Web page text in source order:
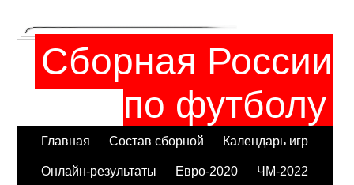
Сборная России
по футболу
Главная Состав сборной Календарь игр
Онлайн-результаты Евро-2020 ЧМ-2022